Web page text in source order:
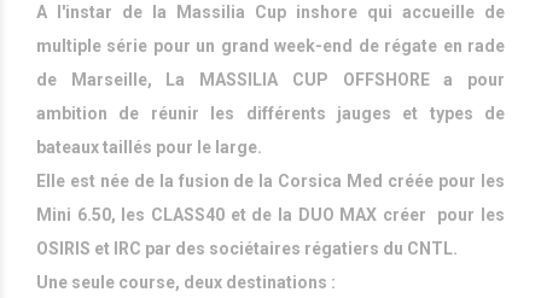
A l'instar de la Massilia Cup inshore qui accueille de
multiple série pour un grand week-end de régate en rade
de Marseille, La MASSILIA CUP OFFSHORE a pour
ambition de réunir les différents jauges et types de
bateaux taillés pour le large.
Elle est née de la fusion de la Corsica Med créée pour les
Mini 6.50, les CLASS40 et de la DUO MAX créer pour les
OSIRIS et IRC par des sociétaires régatiers du CNTL.
Une seule course, deux destinations :